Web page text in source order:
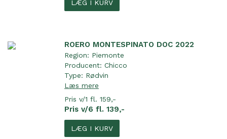
LÆG I KURV
ROERO MONTESPINATO DOC 2022
Region: Piemonte
Producent: Chicco
Type: Rødvin
Læs mere
Pris v/1 fl. 159,-
Pris v/6 fl. 139,-
LÆG I KURV